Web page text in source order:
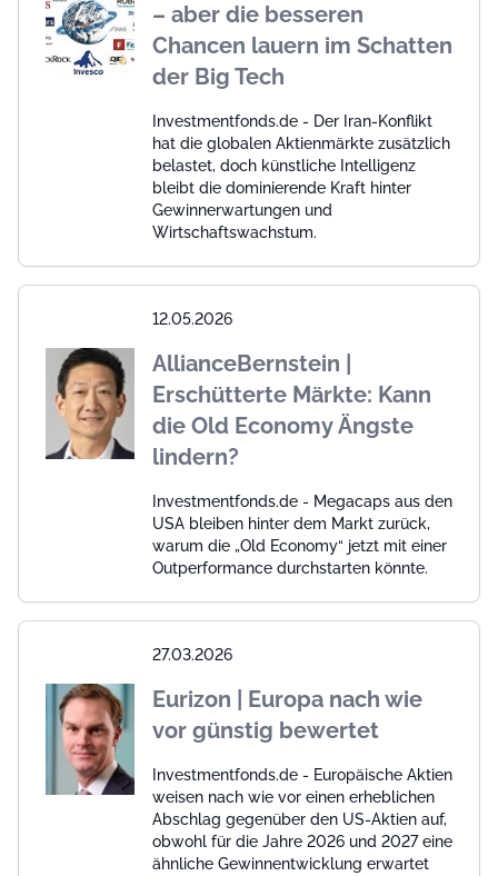
– aber die besseren
Chancen lauern im Schatten
der Big Tech
Investmentfonds.de - Der Iran-Konflikt
hat die globalen Aktienmärkte zusätzlich
belastet, doch künstliche Intelligenz
bleibt die dominierende Kraft hinter
Gewinnerwartungen und
Wirtschaftswachstum.
12.05.2026
AllianceBernstein |
Erschütterte Märkte: Kann
die Old Economy Ängste
lindern?
Investmentfonds.de - Megacaps aus den
USA bleiben hinter dem Markt zurück,
warum die „Old Economy“ jetzt mit einer
Outperformance durchstarten könnte.
27.03.2026
Eurizon | Europa nach wie
vor günstig bewertet
Investmentfonds.de - Europäische Aktien
weisen nach wie vor einen erheblichen
Abschlag gegenüber den US-Aktien auf,
obwohl für die Jahre 2026 und 2027 eine
ähnliche Gewinnentwicklung erwartet